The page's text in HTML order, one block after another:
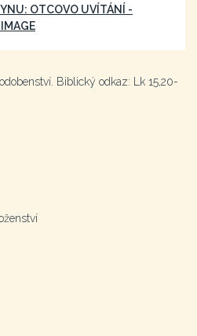
OTCOVO UVÍTÁNÍ -
Biblický odkaz: Lk 15,20-